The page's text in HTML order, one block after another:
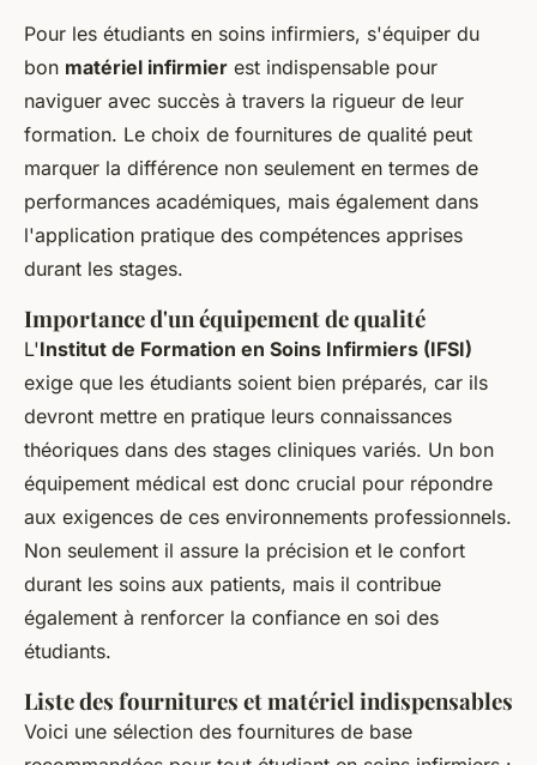
Pour les étudiants en soins infirmiers, s'équiper du
bon matériel infirmier est indispensable pour
naviguer avec succès à travers la rigueur de leur
formation. Le choix de fournitures de qualité peut
marquer la différence non seulement en termes de
performances académiques, mais également dans
l'application pratique des compétences apprises
durant les stages.
Importance d'un équipement de qualité
L'Institut de Formation en Soins Infirmiers (IFSI)
exige que les étudiants soient bien préparés, car ils
devront mettre en pratique leurs connaissances
théoriques dans des stages cliniques variés. Un bon
équipement médical est donc crucial pour répondre
aux exigences de ces environnements professionnels.
Non seulement il assure la précision et le confort
durant les soins aux patients, mais il contribue
également à renforcer la confiance en soi des
étudiants.
Liste des fournitures et matériel indispensables
Voici une sélection des fournitures de base